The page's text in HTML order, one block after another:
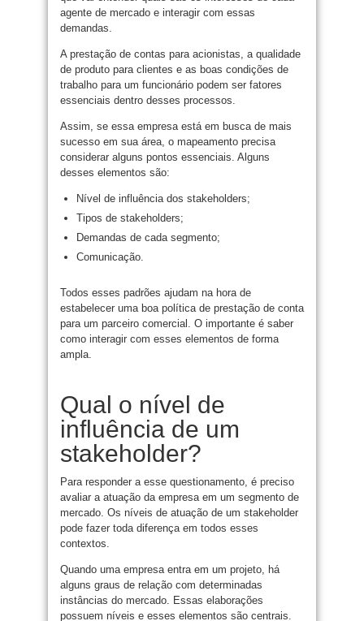
agente de mercado e interagir com essas
demandas.
A prestação de contas para acionistas, a qualidade
de produto para clientes e as boas condições de
trabalho para um funcionário podem ser fatores
essenciais dentro desses processos.
Assim, se essa empresa está em busca de mais
sucesso em sua área, o mapeamento precisa
considerar alguns pontos essenciais. Alguns
desses elementos são:
Nível de influência dos stakeholders;
Tipos de stakeholders;
Demandas de cada segmento;
Comunicação.
Todos esses padrões ajudam na hora de
estabelecer uma boa política de prestação de conta
para um parceiro comercial. O importante é saber
como interagir com esses elementos de forma
ampla.
Qual o nível de
influência de um
stakeholder?
Para responder a esse questionamento, é preciso
avaliar a atuação da empresa em um segmento de
mercado. Os níveis de atuação de um stakeholder
pode fazer toda diferença em todos esses
contextos.
Quando uma empresa entra em um projeto, há
alguns graus de relação com determinadas
instâncias do mercado. Essas elaborações
possuem níveis e esses elementos são centrais.